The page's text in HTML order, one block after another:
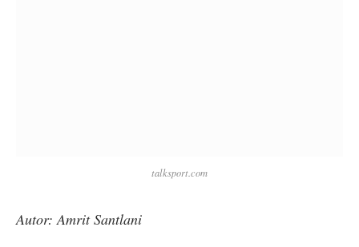
talksport.com
Autor: Amrit Santlani